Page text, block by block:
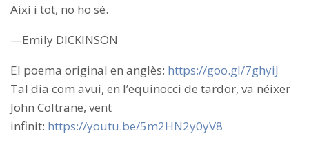
Així i tot, no ho sé.
—Emily DICKINSON
El poema original en anglès: https://goo.gl/7ghyiJ
Tal dia com avui, en l’equinocci de tardor, va néixer
John Coltrane, vent
infinit: https://youtu.be/5m2HN2y0yV8